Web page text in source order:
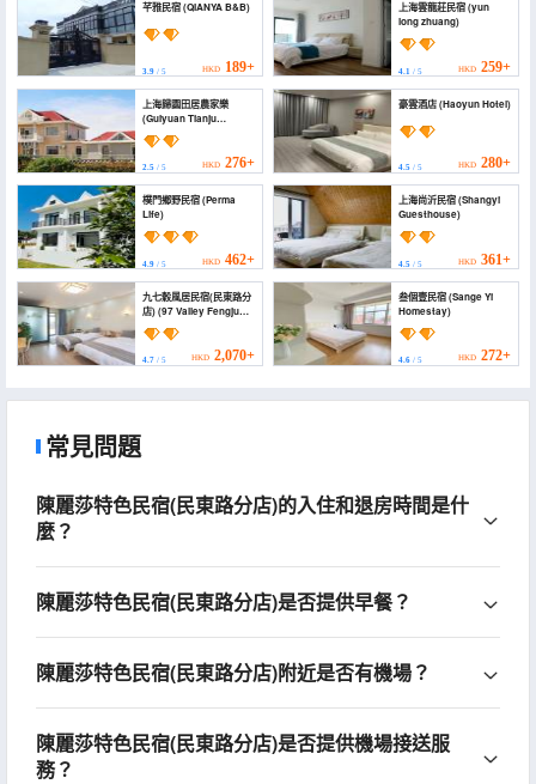
芊雅民宿 (QIANYA B&B)
3.9 / 5 HKD 189+
上海雲龍莊民宿 (yun
long zhuang)
4.1/ 5 HKD 259+
上海歸園田居農家樂
(Guiyuan Tianju
Farmhouse)
2.5 / 5 HKD 276+
豪雲酒店 (Haoyun Hotel)
4.5/ 5 HKD 280+
樸門鄉野民宿 (Perma
Life)
4.9 / 5 HKD 462+
上海尚沂民宿 (Shangyi
Guesthouse)
4.5/ 5 HKD 361+
九七穀風居民宿(民東路分
店) (97 Valley Fengju
Homestay (Min Dong
Road))
4.7 / 5 HKD 2,070+
叁個壹民宿 (Sange Yi
Homestay)
4.6/ 5 HKD 272+
常見問題
陳麗莎特色民宿(民東路分店)的入住和退房時間是什
麼？
陳麗莎特色民宿(民東路分店)是否提供早餐？
陳麗莎特色民宿(民東路分店)附近是否有機場？
陳麗莎特色民宿(民東路分店)是否提供機場接送服
務？